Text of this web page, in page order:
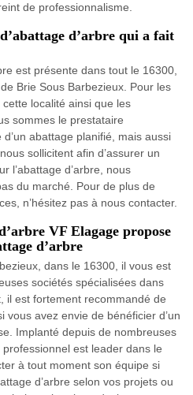
de professionnalisme.
d’arbre qui a fait
est présente dans tout le 16300,
Brie Sous Barbezieux. Pour les
localité ainsi que les
sommes le prestataire
abattage planifié, mais aussi
sollicitent afin d’assurer un
l’abattage d’arbre, nous
du marché. Pour de plus de
n’hésitez pas à nous contacter.
VF Elagage propose
d’arbre
dans le 16300, il vous est
sociétés spécialisées dans
il est fortement recommandé de
vous avez envie de bénéficier d’un
Implanté depuis de nombreuses
est leader dans le
à tout moment son équipe si
d’arbre selon vos projets ou